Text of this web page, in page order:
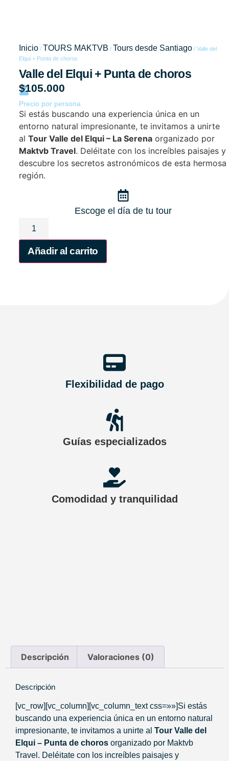
Elqui +
Punta de
choros
Inicio / TOURS MAKTVB / Tours desde Santiago / Valle del
Elqui + Punta de choros
Valle del Elqui + Punta de choros
$105.000
Precio por persona
Si estás buscando una experiencia única en un
entorno natural impresionante, te invitamos a unirte
al Tour Valle del Elqui – La Serena organizado por
Maktvb Travel. Deléitate con los increíbles paisajes y
descubre los secretos astronómicos de esta hermosa
región.
Escoge el día de tu tour
Añadir al carrito
Flexibilidad de pago
Guías especializados
Comodidad y tranquilidad
Descripción Valoraciones (0)
Descripción
[vc_row][vc_column][vc_column_text css=»»]Si estás
buscando una experiencia única en un entorno natural
impresionante, te invitamos a unirte al Tour Valle del
Elqui – Punta de choros organizado por Maktvb
Travel. Deléitate con los increíbles paisajes y